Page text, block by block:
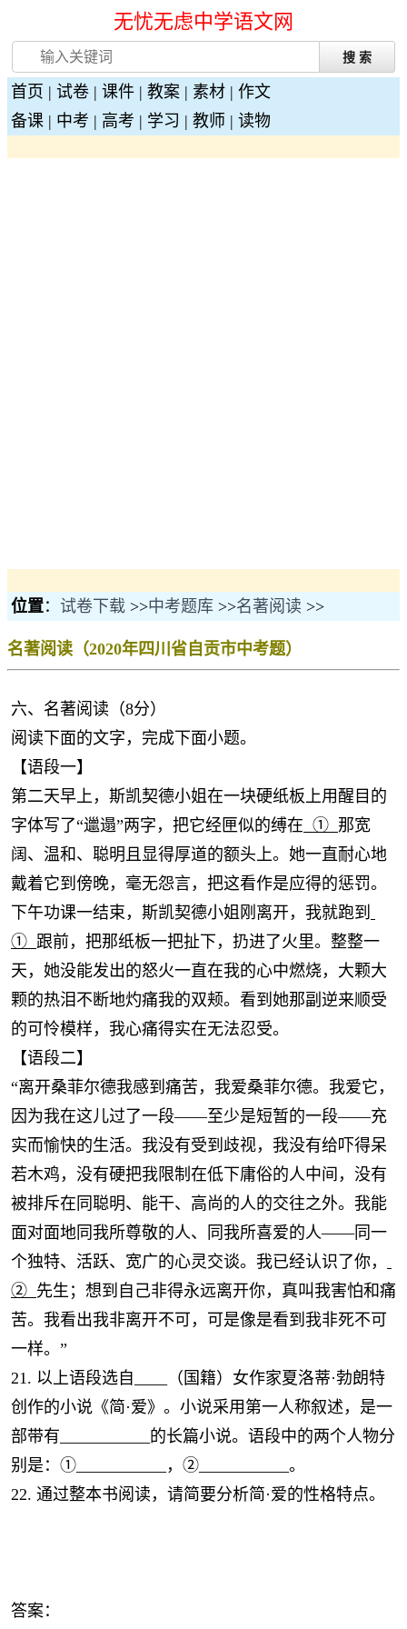
无忧无虑中学语文网
首页 | 试卷 | 课件 | 教案 | 素材 | 作文
备课 | 中考 | 高考 | 学习 | 教师 | 读物
位置： 试卷下载 >>中考题库 >>名著阅读 >>
名著阅读（2020年四川省自贡市中考题）
六、名著阅读（8分）
阅读下面的文字，完成下面小题。
【语段一】
第二天早上，斯凯契德小姐在一块硬纸板上用醒目的
字体写了“邋遢”两字，把它经匣似的缚在 ① 那宽
阔、温和、聪明且显得厚道的额头上。她一直耐心地
戴着它到傍晚，毫无怨言，把这看作是应得的惩罚。
下午功课一结束，斯凯契德小姐刚离开，我就跑到
① 跟前，把那纸板一把扯下，扔进了火里。整整一
天，她没能发出的怒火一直在我的心中燃烧，大颗大
颗的热泪不断地灼痛我的双颊。看到她那副逆来顺受
的可怜模样，我心痛得实在无法忍受。
【语段二】
“离开桑菲尔德我感到痛苦，我爱桑菲尔德。我爱它，
因为我在这儿过了一段——至少是短暂的一段——充
实而愉快的生活。我没有受到歧视，我没有给吓得呆
若木鸡，没有硬把我限制在低下庸俗的人中间，没有
被排斥在同聪明、能干、高尚的人的交往之外。我能
面对面地同我所尊敬的人、同我所喜爱的人——同一
个独特、活跃、宽广的心灵交谈。我已经认识了你，
② 先生；想到自己非得永远离开你，真叫我害怕和痛
苦。我看出我非离开不可，可是像是看到我非死不可
一样。”
21. 以上语段选自____（国籍）女作家夏洛蒂·勃朗特
创作的小说《简·爱》。小说采用第一人称叙述，是一
部带有___________的长篇小说。语段中的两个人物分
别是：①___________，②___________。
22. 通过整本书阅读，请简要分析简·爱的性格特点。
答案：